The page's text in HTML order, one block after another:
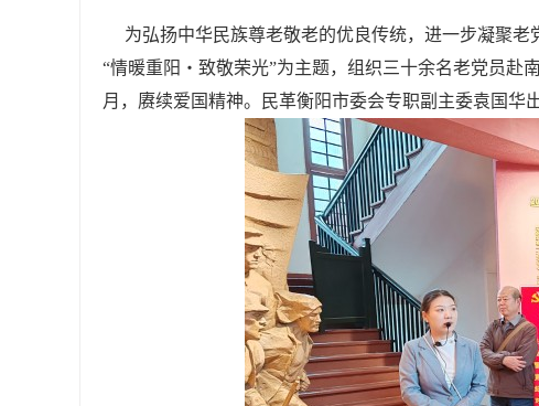
为弘扬中华民族尊老敬老的优良传统，进一步凝聚老
“情暖重阳・致敬荣光”为主题，组织三十余名老党员赴
月，赓续爱国精神。民革衡阳市委会专职副主委袁国华